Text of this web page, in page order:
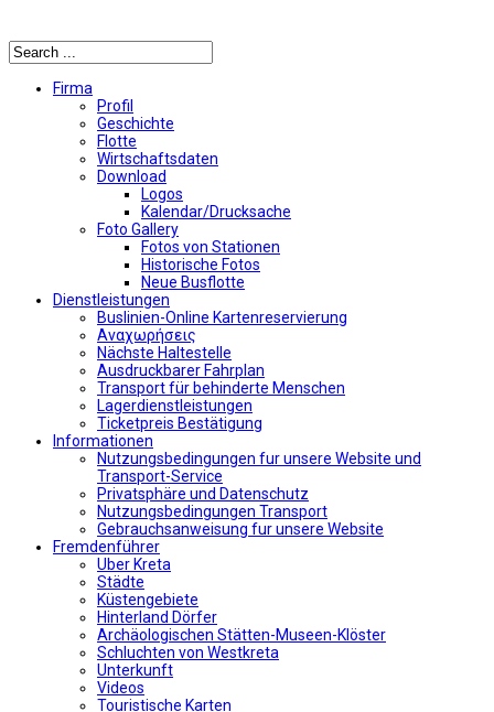
Firma
Profil
Geschichte
Flotte
Wirtschaftsdaten
Download
Logos
Kalendar/Drucksache
Foto Gallery
Fotos von Stationen
Historische Fotos
Neue Busflotte
Dienstleistungen
Buslinien-Online Kartenreservierung
Αναχωρήσεις
Nächste Haltestelle
Αusdruckbarer Fahrplan
Transport für behinderte Menschen
Lagerdienstleistungen
Ticketpreis Bestätigung
Informationen
Nutzungsbedingungen fur unsere Website und
Transport-Service
Privatsphäre und Datenschutz
Nutzungsbedingungen Transport
Gebrauchsanweisung fur unsere Website
Fremdenführer
Uber Kreta
Städte
Küstengebiete
Hinterland Dörfer
Archäologischen Stätten-Museen-Klöster
Schluchten von Westkreta
Unterkunft
Videos
Touristische Karten